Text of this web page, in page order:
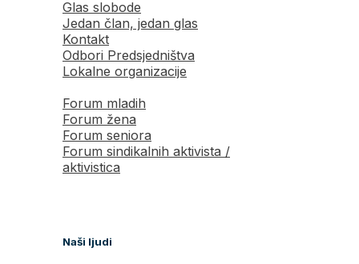
Glas slobode
Jedan član, jedan glas
Kontakt
Odbori Predsjedništva
Lokalne organizacije
Forum mladih
Forum žena
Forum seniora
Forum sindikalnih aktivista /
aktivistica
Naši ljudi